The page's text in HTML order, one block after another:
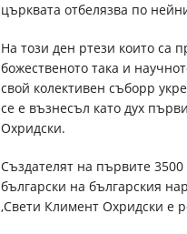
църквата отбелязва по
На този ден ртези които са
божественото така и
свой колективен съборр
се е възнесъл като дух
Охридски.
Създателят на първите
български на българския
,Свети Климент Охридски е